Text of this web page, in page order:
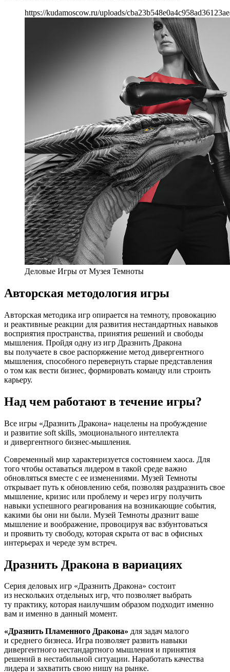
https://kudamoscow.ru/uploads/
Деловые Игры от Музея Темноты
Авторская методология игры
Авторская методика игр опирается на темноту, провокацию
и реактивные реакции для развития нестандартных навыков
восприятия пространства, принятия решений и свободы
мышления. Пройдя одну из игр Дразнить Дракона
вы получаете в свое распоряжение метод дивергентного
мышления, способного перевернуть старые представления
о том как вести бизнес, формировать команду или строить
карьеру.
Над чем работают в течение игры?
Все игры «Дразнить Дракона» нацелены на пробуждение
и развитие soft skills, эмоционального интеллекта
и дивергентного бизнес-мышления.
Современный мир характеризуется состоянием хаоса. Для
того чтобы оставаться лидером в такой среде важно
обновляться вместе с ее изменениями. Музей Темноты
открывает путь к обновлению себя, позволяя раздразнить свое
мышление, кризис или проблему и через игру получить
навыки успешного реагирования на возникающие события,
какими бы они ни были. Музей Темноты дразнит ваше
мышление и воображение, провоцируя вас взбунтоваться
и проявить ту свободу, которая скрыта от вас в офисных
интерьерах и череде зум встреч.
Дразнить Дракона в вариациях
Серия деловых игр «Дразнить Дракона» состоит
из нескольких отдельных игр, что позволяет выбрать
ту практику, которая наилучшим образом подходит именно
вам и именно в данный момент.
«Дразнить Пламенного Дракона» для задач малого
и среднего бизнеса. Игра позволяет развить навыки
дивергентного нестандартного мышления и принятия
решений в нестабильной ситуации. Наработать качества
лидера и захватить свою нишу на рынке.